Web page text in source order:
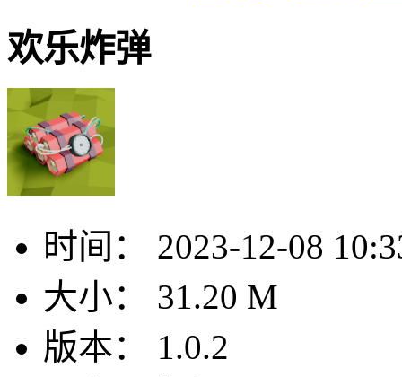
欢乐炸弹
时间：
2023-12-08
大小：
31.20 M
版本：
1.0.2